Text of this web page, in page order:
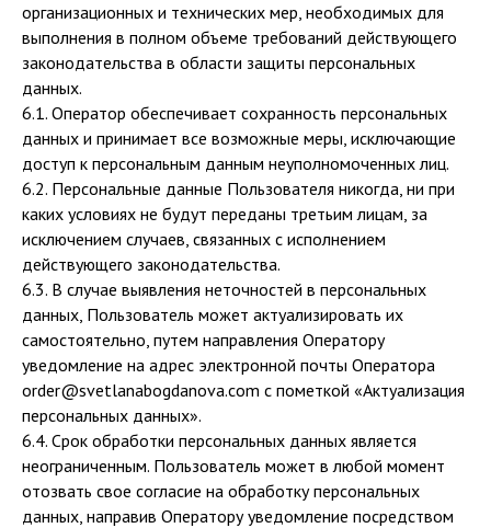
организационных и технических мер, необходимых для
выполнения в полном объеме требований действующего
законодательства в области защиты персональных
данных.
6.1. Оператор обеспечивает сохранность персональных
данных и принимает все возможные меры, исключающие
доступ к персональным данным неуполномоченных лиц.
6.2. Персональные данные Пользователя никогда, ни при
каких условиях не будут переданы третьим лицам, за
исключением случаев, связанных с исполнением
действующего законодательства.
6.3. В случае выявления неточностей в персональных
данных, Пользователь может актуализировать их
самостоятельно, путем направления Оператору
уведомление на адрес электронной почты Оператора
order@svetlanabogdanova.com с пометкой «Актуализация
персональных данных».
6.4. Срок обработки персональных данных является
неограниченным. Пользователь может в любой момент
отозвать свое согласие на обработку персональных
данных, направив Оператору уведомление посредством